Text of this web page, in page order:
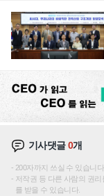
기사댓글0개
200자까지 쓰실 수 있습니
저작권 등 다른 사람의 권
를 받을 수 있습니다.